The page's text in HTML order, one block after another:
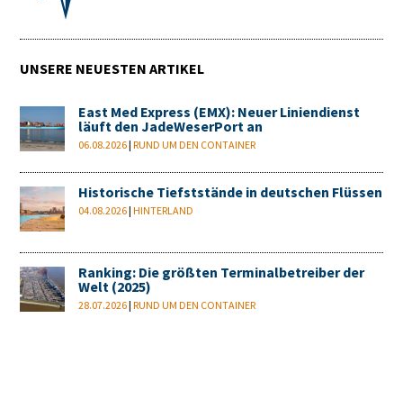
UNSERE NEUESTEN ARTIKEL
East Med Express (EMX): Neuer Liniendienst
läuft den JadeWeserPort an
06.08.2026 |RUND UM DEN CONTAINER
Historische Tiefststände in deutschen Flüssen
04.08.2026 |HINTERLAND
Ranking: Die größten Terminalbetreiber der
Welt (2025)
28.07.2026 |RUND UM DEN CONTAINER